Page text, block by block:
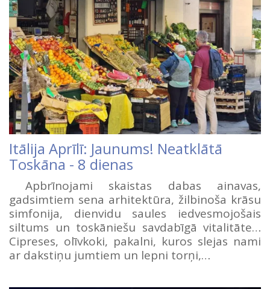
Itālija Aprīlī: Jaunums! Neatklātā
Toskāna - 8 dienas
Apbrīnojami skaistas dabas ainavas,
gadsimtiem sena arhitektūra, žilbinoša krāsu
simfonija, dienvidu saules iedvesmojošais
siltums un toskāniešu savdabīgā vitalitāte…
Cipreses, olīvkoki, pakalni, kuros slejas nami
ar dakstiņu jumtiem un lepni torņi,…